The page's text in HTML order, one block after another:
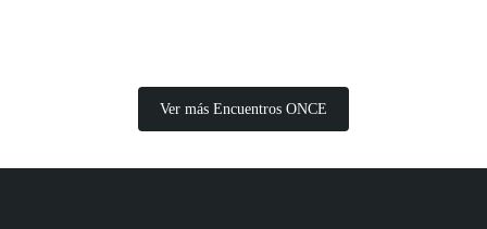
Ver más Encuentros ONCE